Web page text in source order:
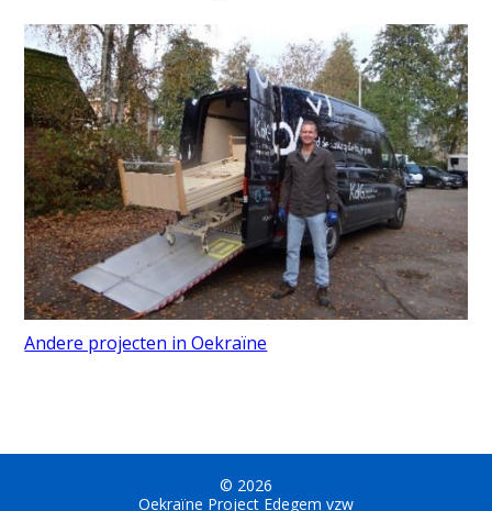
Andere projecten in Oekraïne
© 2026
Oekraïne Project Edegem vzw